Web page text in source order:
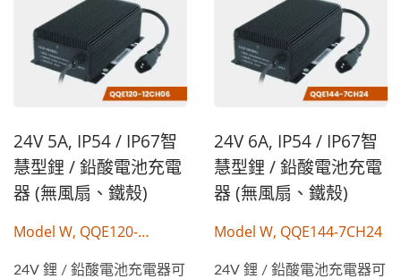
24V 5A, IP54 / IP67智
慧型鋰 / 鉛酸電池充電
器 (無風扇、鐵殼)
Model W, QQE120-
24V 鋰 / 鉛酸電池充電器可
24V 6A, IP54 / IP67智
慧型鋰 / 鉛酸電池充電
器 (無風扇、鐵殼)
Model W, QQE144-7CH24
24V 鋰 / 鉛酸電池充電器可